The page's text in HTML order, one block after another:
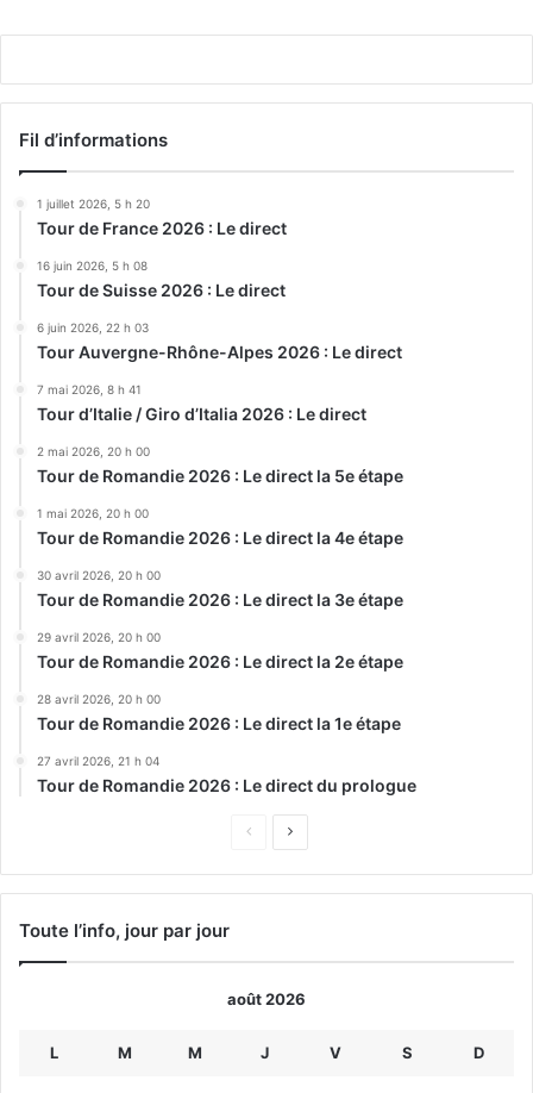
Fil d’informations
1 juillet 2026, 5 h 20
Tour de France 2026 : Le direct
16 juin 2026, 5 h 08
Tour de Suisse 2026 : Le direct
6 juin 2026, 22 h 03
Tour Auvergne-Rhône-Alpes 2026 : Le direct
7 mai 2026, 8 h 41
Tour d’Italie / Giro d’Italia 2026 : Le direct
2 mai 2026, 20 h 00
Tour de Romandie 2026 : Le direct la 5e étape
1 mai 2026, 20 h 00
Tour de Romandie 2026 : Le direct la 4e étape
30 avril 2026, 20 h 00
Tour de Romandie 2026 : Le direct la 3e étape
29 avril 2026, 20 h 00
Tour de Romandie 2026 : Le direct la 2e étape
28 avril 2026, 20 h 00
Tour de Romandie 2026 : Le direct la 1e étape
27 avril 2026, 21 h 04
Tour de Romandie 2026 : Le direct du prologue
Page
Page
Toute l’info, jour par jour
août 2026
L M M J V S D